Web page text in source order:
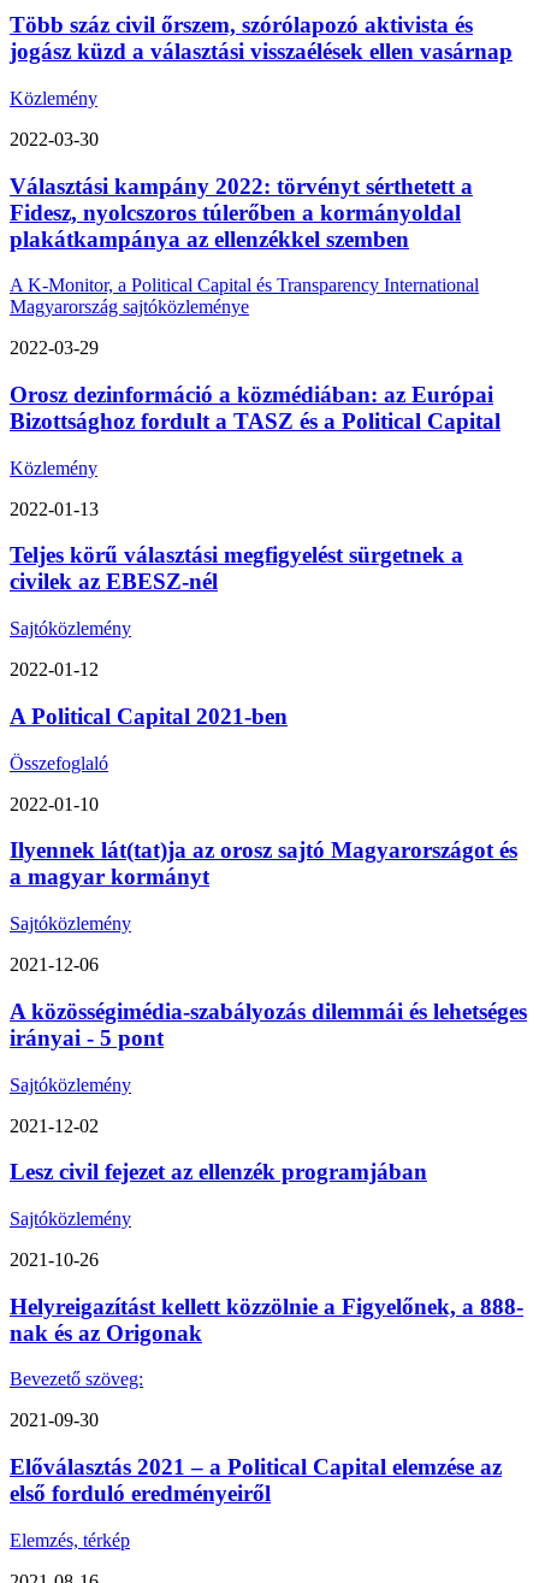
Több száz civil őrszem, szórólapozó aktivista és
jogász küzd a választási visszaélések ellen vasárnap
Közlemény
2022-03-30
Választási kampány 2022: törvényt sérthetett a
Fidesz, nyolcszoros túlerőben a kormányoldal
plakátkampánya az ellenzékkel szemben
A K-Monitor, a Political Capital és Transparency International
Magyarország sajtóközleménye
2022-03-29
Orosz dezinformáció a közmédiában: az Európai
Bizottsághoz fordult a TASZ és a Political Capital
Közlemény
2022-01-13
Teljes körű választási megfigyelést sürgetnek a
civilek az EBESZ-nél
Sajtóközlemény
2022-01-12
A Political Capital 2021-ben
Összefoglaló
2022-01-10
Ilyennek lát(tat)ja az orosz sajtó Magyarországot és
a magyar kormányt
Sajtóközlemény
2021-12-06
A közösségimédia-szabályozás dilemmái és lehetséges
irányai - 5 pont
Sajtóközlemény
2021-12-02
Lesz civil fejezet az ellenzék programjában
Sajtóközlemény
2021-10-26
Helyreigazítást kellett közzölnie a Figyelőnek, a 888-
nak és az Origonak
Bevezető szöveg:
2021-09-30
Előválasztás 2021 – a Political Capital elemzése az
első forduló eredményeiről
Elemzés, térkép